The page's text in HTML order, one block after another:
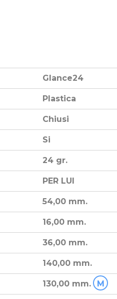
Glance24
Plastica
Chiusi
Si
24 gr.
PER LUI
54,00 mm.
16,00 mm.
36,00 mm.
140,00 mm.
130,00 mm. M